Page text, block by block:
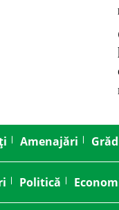
Amenajări
Politică